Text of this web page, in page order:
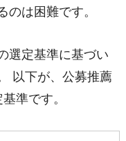
のは困難です。
選定基準に基づい
以下が、公募推薦
準です。